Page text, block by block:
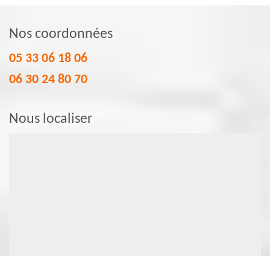
Nos coordonnées
05 33 06 18 06
06 30 24 80 70
Nous localiser